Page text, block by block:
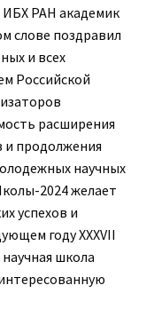
РАН академик
слове поздравил
и всех
Российской
расширения
и продолжения
научных
2024 желает
успехов и
году XXXVII
школа